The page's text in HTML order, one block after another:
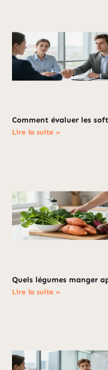
Comment évaluer les
Lire la suite »
Quels légumes manger
Lire la suite »